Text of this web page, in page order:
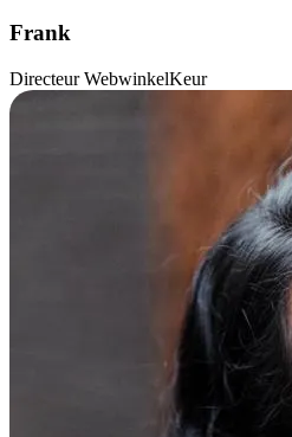
Frank
Directeur WebwinkelKeur